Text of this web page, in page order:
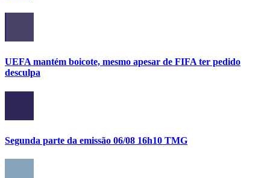
UEFA mantém boicote, mesmo apesar de FIFA ter pedido
desculpa
Segunda parte da emissão 06/08 16h10 TMG